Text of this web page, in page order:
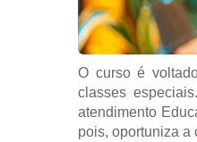
O curso é
classes
atendimento
pois, oportuniza a